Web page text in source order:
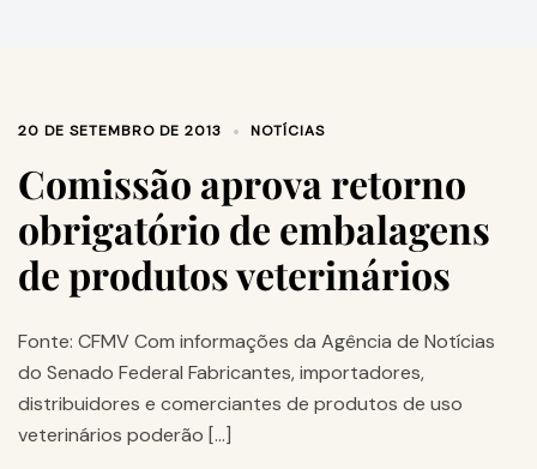
20 DE SETEMBRO DE 2013 NOTÍCIAS
Comissão aprova retorno
obrigatório de embalagens
de produtos veterinários
Fonte: CFMV Com informações da Agência de Notícias
do Senado Federal Fabricantes, importadores,
distribuidores e comerciantes de produtos de uso
veterinários poderão […]